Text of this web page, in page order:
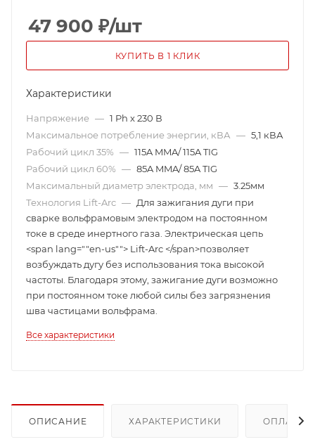
47 900 ₽/шт
КУПИТЬ В 1 КЛИК
Характеристики
Напряжение — 1 Ph x 230 В
Максимальное потребление энергии, кВА — 5,1 кВА
Рабочий цикл 35% — 115A MMA/ 115A TIG
Рабочий цикл 60% — 85A MMA/ 85A TIG
Максимальный диаметр электрода, мм — 3.25мм
Технология Lift-Arc — Для зажигания дуги при
сварке вольфрамовым электродом на постоянном
токе в среде инертного газа. Электрическая цепь
<span lang=""en-us""> Lift-Arc </span>позволяет
возбуждать дугу без использования тока высокой
частоты. Благодаря этому, зажигание дуги возможно
при постоянном токе любой силы без загрязнения
шва частицами вольфрама.
Все характеристики
ОПИСАНИЕ ХАРАКТЕРИСТИКИ ОПЛАТА